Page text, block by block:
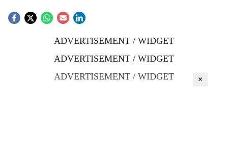
ADVERTISEMENT / WIDGET
ADVERTISEMENT / WIDGET
ADVERTISEMENT / WIDGET
×